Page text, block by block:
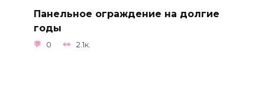
Панельное ограждение на долгие
годы
0 2.1к.